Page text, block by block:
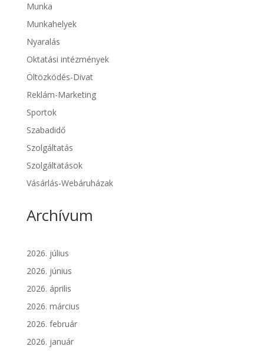
Munka
Munkahelyek
Nyaralás
Oktatási intézmények
Öltözködés-Divat
Reklám-Marketing
Sportok
Szabadidő
Szolgáltatás
Szolgáltatások
Vásárlás-Webáruházak
Archívum
2026. július
2026. június
2026. április
2026. március
2026. február
2026. január